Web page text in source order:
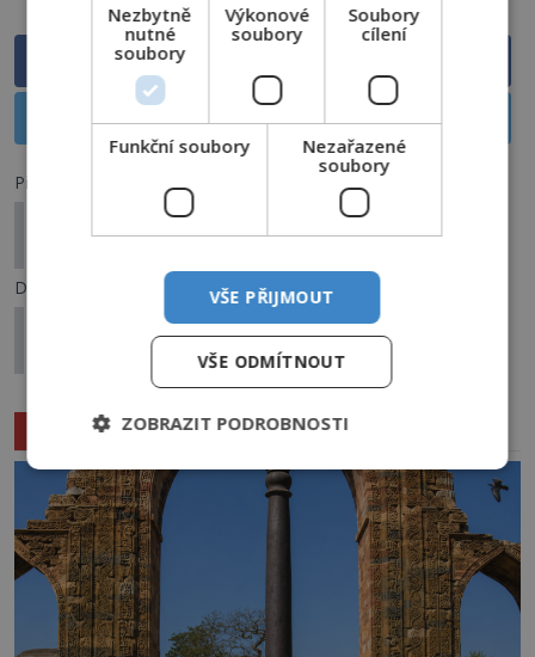
Sdílet na Facebooku
Předchozí článek
Řádil v rodinném domě na jihu Skotska
Další článek
Záhadné bažiny Manchac: Obývá je krutá
Související články
Nezbytně
nutné
soubory
Výkonové
soubory
Soubory
cílení
Funkční soubory
Nezařazené
soubory
VŠE PŘIJMOUT
VŠE ODMÍTNOUT
ZOBRAZIT PODROBNOSTI